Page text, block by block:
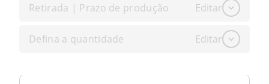
Retirada | Prazo de produção Editar
Defina a quantidade Editar